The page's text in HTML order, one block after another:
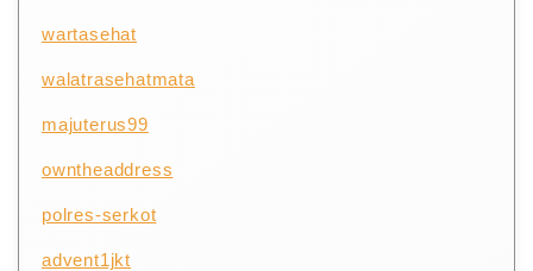
wartasehat
walatrasehatmata
majuterus99
owntheaddress
polres-serkot
advent1jkt